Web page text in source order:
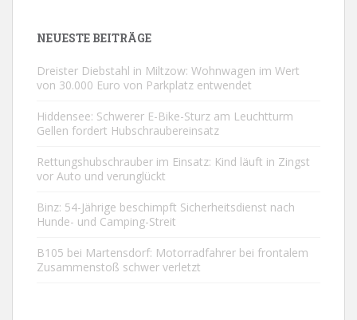
NEUESTE BEITRÄGE
Dreister Diebstahl in Miltzow: Wohnwagen im Wert
von 30.000 Euro von Parkplatz entwendet
Hiddensee: Schwerer E-Bike-Sturz am Leuchtturm
Gellen fordert Hubschraubereinsatz
Rettungshubschrauber im Einsatz: Kind läuft in Zingst
vor Auto und verunglückt
Binz: 54-Jährige beschimpft Sicherheitsdienst nach
Hunde- und Camping-Streit
B105 bei Martensdorf: Motorradfahrer bei frontalem
Zusammenstoß schwer verletzt